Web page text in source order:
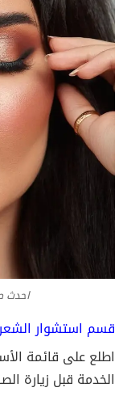
احدث
قسم استشوار
اطلع على قائمة
الخدمة قبل زيارة